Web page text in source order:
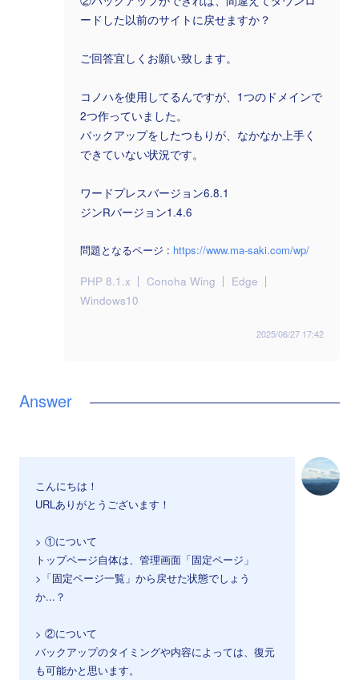
ードした以前のサイトに戻せますか？
ご回答宜しくお願い致します。
コノハを使用してるんですが、1つのドメインで
2つ作っていました。
バックアップをしたつもりが、なかなか上手く
できていない状況です。
ワードプレスバージョン6.8.1
ジンRバージョン1.4.6
問題となるページ : https://www.ma-saki.com/wp/
PHP 8.1.x Conoha Wing
Edge
Windows10
2025/06/27 17:42
こんにちは！
URLありがとうございます！
> ①について
トップページ自体は、管理画面「固定ページ」
>「固定ページ一覧」から戻せた状態でしょう
か...？
> ②について
バックアップのタイミングや内容によっては、復元
も可能かと思います。